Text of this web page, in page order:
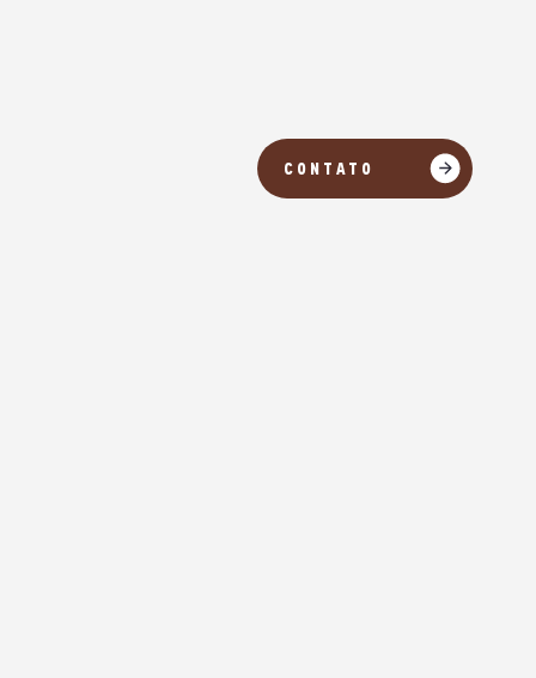
CONTATO